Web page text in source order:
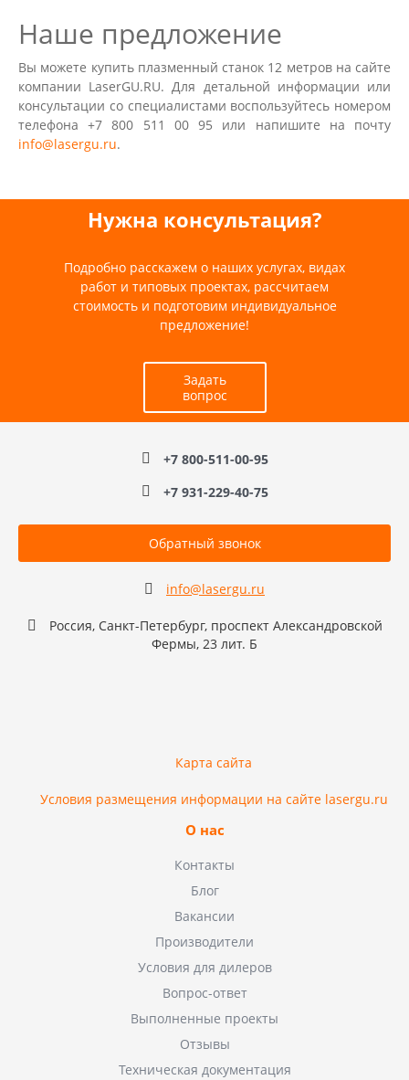
Наше предложение
Вы можете купить плазменный станок 12 метров на сайте
компании LaserGU.RU. Для детальной информации или
консультации со специалистами воспользуйтесь номером
телефона +7 800 511 00 95 или напишите на почту
info@lasergu.ru.
Нужна консультация?
Подробно расскажем о наших услугах, видах
работ и типовых проектах, рассчитаем
стоимость и подготовим индивидуальное
предложение!
Задать
вопрос
+7 800-511-00-95
+7 931-229-40-75
Обратный звонок
info@lasergu.ru
Россия, Санкт-Петербург, проспект Александровской
Фермы, 23 лит. Б
Карта сайта
Условия размещения информации на сайте lasergu.ru
О нас
Контакты
Блог
Вакансии
Производители
Условия для дилеров
Вопрос-ответ
Выполненные проекты
Отзывы
Техническая документация